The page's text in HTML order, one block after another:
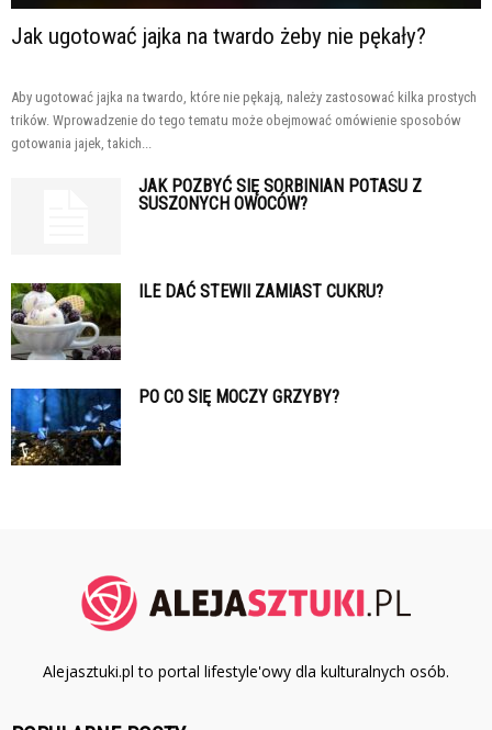
Jak ugotować jajka na twardo żeby nie pękały?
Aby ugotować jajka na twardo, które nie pękają, należy zastosować kilka prostych
trików. Wprowadzenie do tego tematu może obejmować omówienie sposobów
gotowania jajek, takich...
JAK POZBYĆ SIĘ SORBINIAN POTASU Z
SUSZONYCH OWOCÓW?
ILE DAĆ STEWII ZAMIAST CUKRU?
PO CO SIĘ MOCZY GRZYBY?
Alejasztuki.pl to portal lifestyle'owy dla kulturalnych osób.